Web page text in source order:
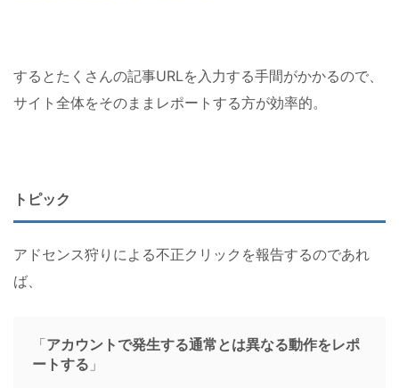
するとたくさんの記事URLを入力する手間がかかるので、
サイト全体をそのままレポートする方が効率的。
トピック
アドセンス狩りによる不正クリックを報告するのであれ
ば、
「アカウントで発生する通常とは異なる動作をレポ
ートする 」